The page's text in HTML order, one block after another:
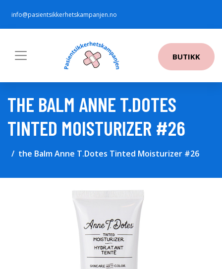
info@pasientsikkerhetskampanjen.no
BUTIKK
THE BALM ANNE T.DOTES
TINTED MOISTURIZER #26
the Balm Anne T.Dotes Tinted Moisturizer #26